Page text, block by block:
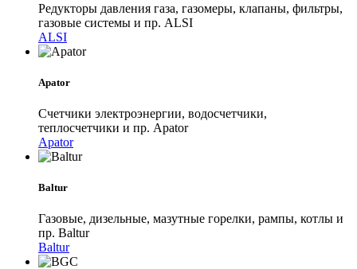
Редукторы давления газа, газомеры, клапаны, фильтры,
газовые системы и пр. ALSI
ALSI
Apator
Счетчики электроэнергии, водосчетчики,
теплосчетчики и пр. Apator
Apator
Baltur
Газовые, дизельные, мазутные горелки, рампы, котлы и
пр. Baltur
Baltur